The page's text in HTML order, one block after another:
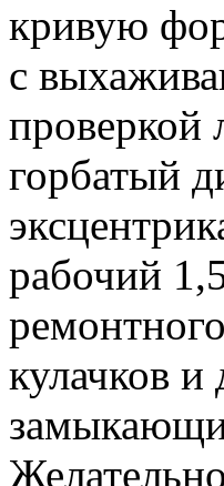
кривую
с
проверкой
горбатый
рабочий
кулачков